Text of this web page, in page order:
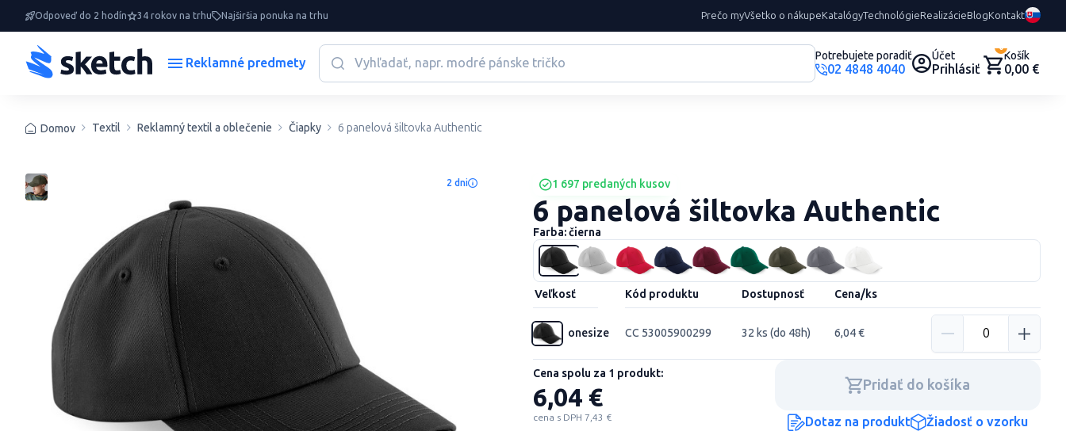
Odpoveď do 2 hodín 34 rokov na trhu Najširšia ponuka na trhu Prečo myVšetko o nákupeKatalógyTechnológieRealizácieBlogKontakt
Reklamné predmety Potrebujete poradiť
02 4848 4040
Účet
Prihlásiť
0
Košík
0,00 €
Domov Textil Reklamný textil a oblečenie Čiapky 6 panelová šiltovka Authentic
2 dni 1 697 predaných kusov
6 panelová šiltovka Authentic
Farba: čierna
Veľkosť Kód produktu Dostupnosť Cena/ks
onesize CC 53005900299 32 ks (do 48h) 6,04 €
Cena spolu za 1 produkt:
6,04 €
cena s DPH 7,43 €
Pridať do košíka
Dotaz na produkt Žiadosť o vzorku